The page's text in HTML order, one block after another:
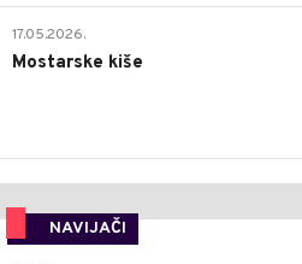
17.05.2026.
Mostarske kiše
NAVIJAČI